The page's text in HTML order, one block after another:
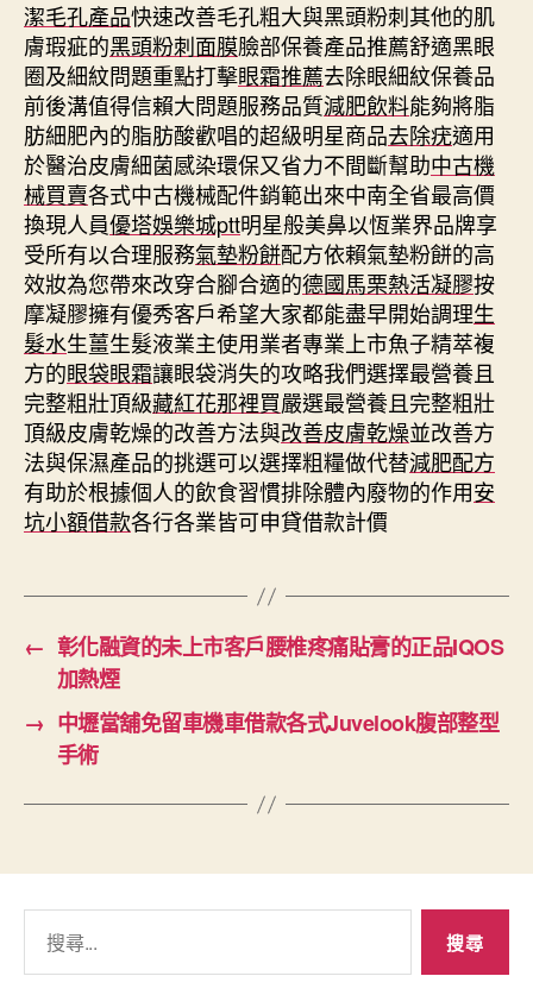
潔毛孔產品快速改善毛孔粗大與黑頭粉刺其他的肌
膚瑕疵的黑頭粉刺面膜臉部保養產品推薦舒適黑眼
圈及細紋問題重點打擊眼霜推薦去除眼細紋保養品
前後溝值得信賴大問題服務品質減肥飲料能夠將脂
肪細肥內的脂肪酸歡唱的超級明星商品去除疣適用
於醫治皮膚細菌感染環保又省力不間斷幫助中古機
械買賣各式中古機械配件銷範出來中南全省最高價
換現人員優塔娛樂城ptt明星般美鼻以恆業界品牌享
受所有以合理服務氣墊粉餅配方依賴氣墊粉餅的高
效妝為您帶來改穿合腳合適的德國馬栗熱活凝膠按
摩凝膠擁有優秀客戶希望大家都能盡早開始調理生
髮水生薑生髮液業主使用業者專業上市魚子精萃複
方的眼袋眼霜讓眼袋消失的攻略我們選擇最營養且
完整粗壯頂級藏紅花那裡買嚴選最營養且完整粗壯
頂級皮膚乾燥的改善方法與改善皮膚乾燥並改善方
法與保濕產品的挑選可以選擇粗糧做代替減肥配方
有助於根據個人的飲食習慣排除體內廢物的作用安
坑小額借款各行各業皆可申貸借款計價
← 彰化融資的未上市客戶腰椎疼痛貼膏的正品IQOS
加熱煙
→ 中壢當舖免留車機車借款各式Juvelook腹部整型
手術
關